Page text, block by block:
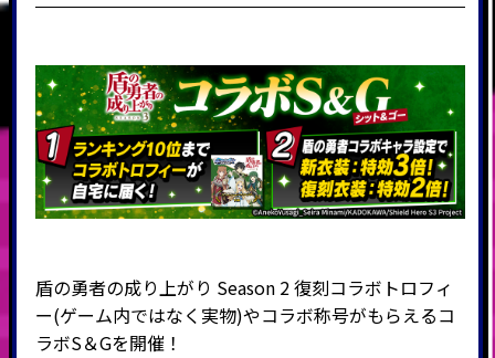
盾の勇者の成り上がり Season 2 復刻コラボトロフィ
ー(ゲーム内ではなく実物)やコラボ称号がもらえるコ
ラボS＆Gを開催！